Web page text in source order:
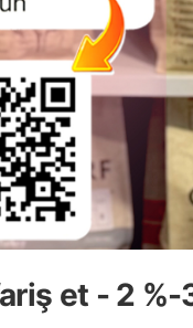
et - 2 %-
( Отзывы)
Масса Цена
1 шт
19.99